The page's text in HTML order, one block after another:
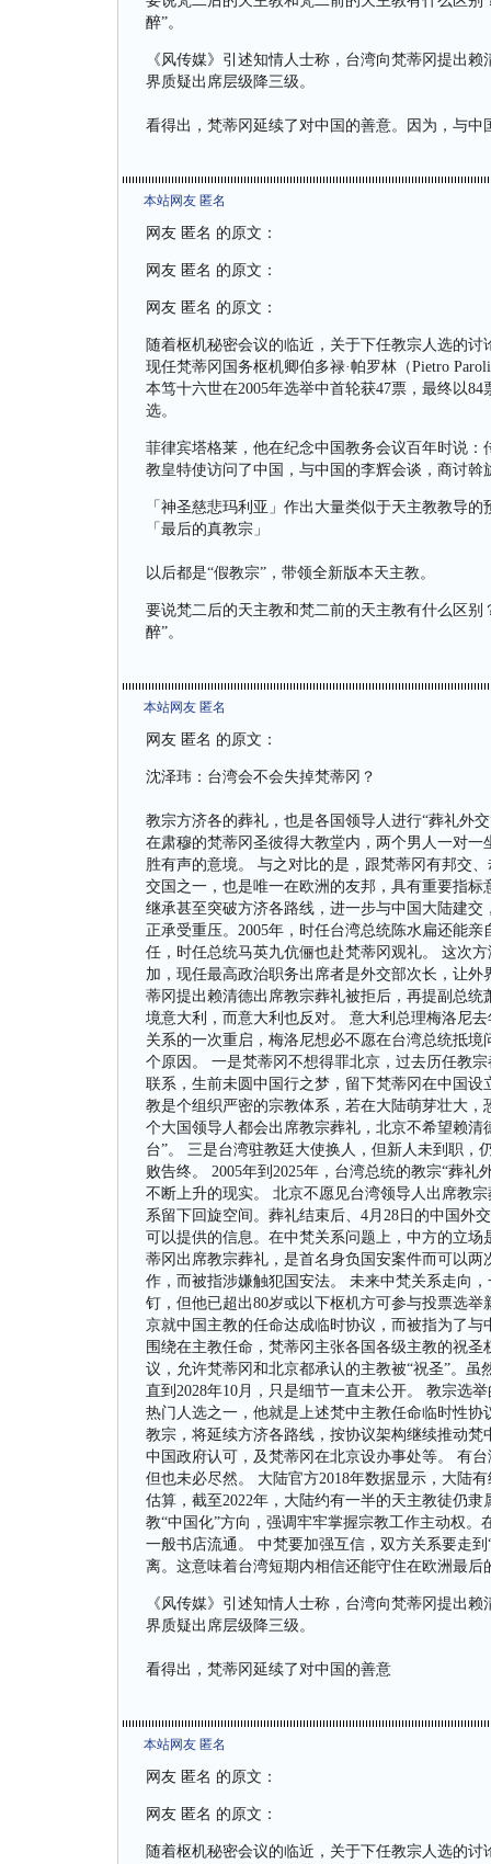
醉”。
《风传媒》引述知情人士称，台湾向梵蒂冈提出
界质疑出席层级降三级。
看得出，梵蒂冈延续了对中国的善意。因为，与中
本站网友 匿名
网友 匿名 的原文：
网友 匿名 的原文：
网友 匿名 的原文：
随着枢机秘密会议的临近，关于下任教宗人选的
现任梵蒂冈国务枢机卿伯多禄·帕罗林（Pietro
本笃十六世在2005年选举中首轮获47票，最终以
选。
菲律宾塔格莱，他在纪念中国教务会议百年时说
教皇特使访问了中国，与中国的李辉会谈，商讨
「神圣慈悲玛利亚」作出大量类似于天主教教导
「最后的真教宗」
以后都是“假教宗”，带领全新版本天主教。
要说梵二后的天主教和梵二前的天主教有什么区
醉”。
本站网友 匿名
网友 匿名 的原文：
沈泽玮：台湾会不会失掉梵蒂冈？
教宗方济各的葬礼，也是各国领导人进行“葬礼外
在肃穆的梵蒂冈圣彼得大教堂内，两个男人一对
胜有声的意境。 与之对比的是，跟梵蒂冈有邦交
交国之一，也是唯一在欧洲的友邦，具有重要指
继承甚至突破方济各路线，进一步与中国大陆建
正承受重压。2005年，时任台湾总统陈水扁还能
任，时任总统马英九伉俪也赴梵蒂冈观礼。 这次
加，现任最高政治职务出席者是外交部次长，让
蒂冈提出赖清德出席教宗葬礼被拒后，再提副总
境意大利，而意大利也反对。 意大利总理梅洛尼
关系的一次重启，梅洛尼想必不愿在台湾总统抵
个原因。 一是梵蒂冈不想得罪北京，过去历任教
联系，生前未圆中国行之梦，留下梵蒂冈在中国
教是个组织严密的宗教体系，若在大陆萌芽壮大
个大国领导人都会出席教宗葬礼，北京不希望赖
台”。 三是台湾驻教廷大使换人，但新人未到职，
败告终。 2005年到2025年，台湾总统的教宗“葬
不断上升的现实。 北京不愿见台湾领导人出席教
系留下回旋空间。葬礼结束后、4月28日的中国外
可以提供的信息。在中梵关系问题上，中方的立
蒂冈出席教宗葬礼，是首名身负国安案件而可以
作，而被指涉嫌触犯国安法。 未来中梵关系走向
钉，但他已超出80岁或以下枢机方可参与投票选
京就中国主教的任命达成临时协议，而被指为了
围绕在主教任命，梵蒂冈主张各国各级主教的祝
议，允许梵蒂冈和北京都承认的主教被“祝圣”。
直到2028年10月，只是细节一直未公开。 教宗选
热门人选之一，他就是上述梵中主教任命临时性
教宗，将延续方济各路线，按协议架构继续推动
中国政府认可，及梵蒂冈在北京设办事处等。 有
但也未必尽然。 大陆官方2018年数据显示，大陆
估算，截至2022年，大陆约有一半的天主教徒仍
教“中国化”方向，强调牢牢掌握宗教工作主动权
一般书店流通。 中梵要加强互信，双方关系要走
离。这意味着台湾短期内相信还能守住在欧洲最后
《风传媒》引述知情人士称，台湾向梵蒂冈提出
界质疑出席层级降三级。
看得出，梵蒂冈延续了对中国的善意
本站网友 匿名
网友 匿名 的原文：
网友 匿名 的原文：
随着枢机秘密会议的临近，关于下任教宗人选的